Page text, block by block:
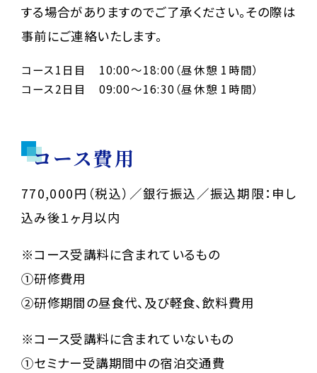
する場合がありますのでご了承ください。その際は
事前にご連絡いたします。
コース1日目 10:00～18:00（昼休憩 1時間）
コース2日目 09:00～16:30（昼休憩 1時間）
コース費用
770,000円（税込）／銀行振込／振込期限：申し
込み後１ヶ月以内
※コース受講料に含まれているもの
①研修費用
②研修期間の昼食代、及び軽食、飲料費用
※コース受講料に含まれていないもの
①セミナー受講期間中の宿泊交通費